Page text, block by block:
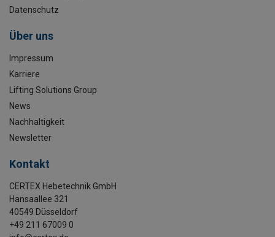
Datenschutz
Über uns
Impressum
Karriere
Lifting Solutions Group
News
Nachhaltigkeit
Newsletter
Kontakt
CERTEX Hebetechnik GmbH
Hansaallee 321
40549 Düsseldorf
+49 211 67009 0